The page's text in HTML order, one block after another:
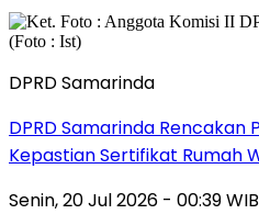
DPRD Samarinda
DPRD Samarinda Rencakan
Kepastian Sertifikat Rumah
Senin, 20 Jul 2026 - 00:39 WIB